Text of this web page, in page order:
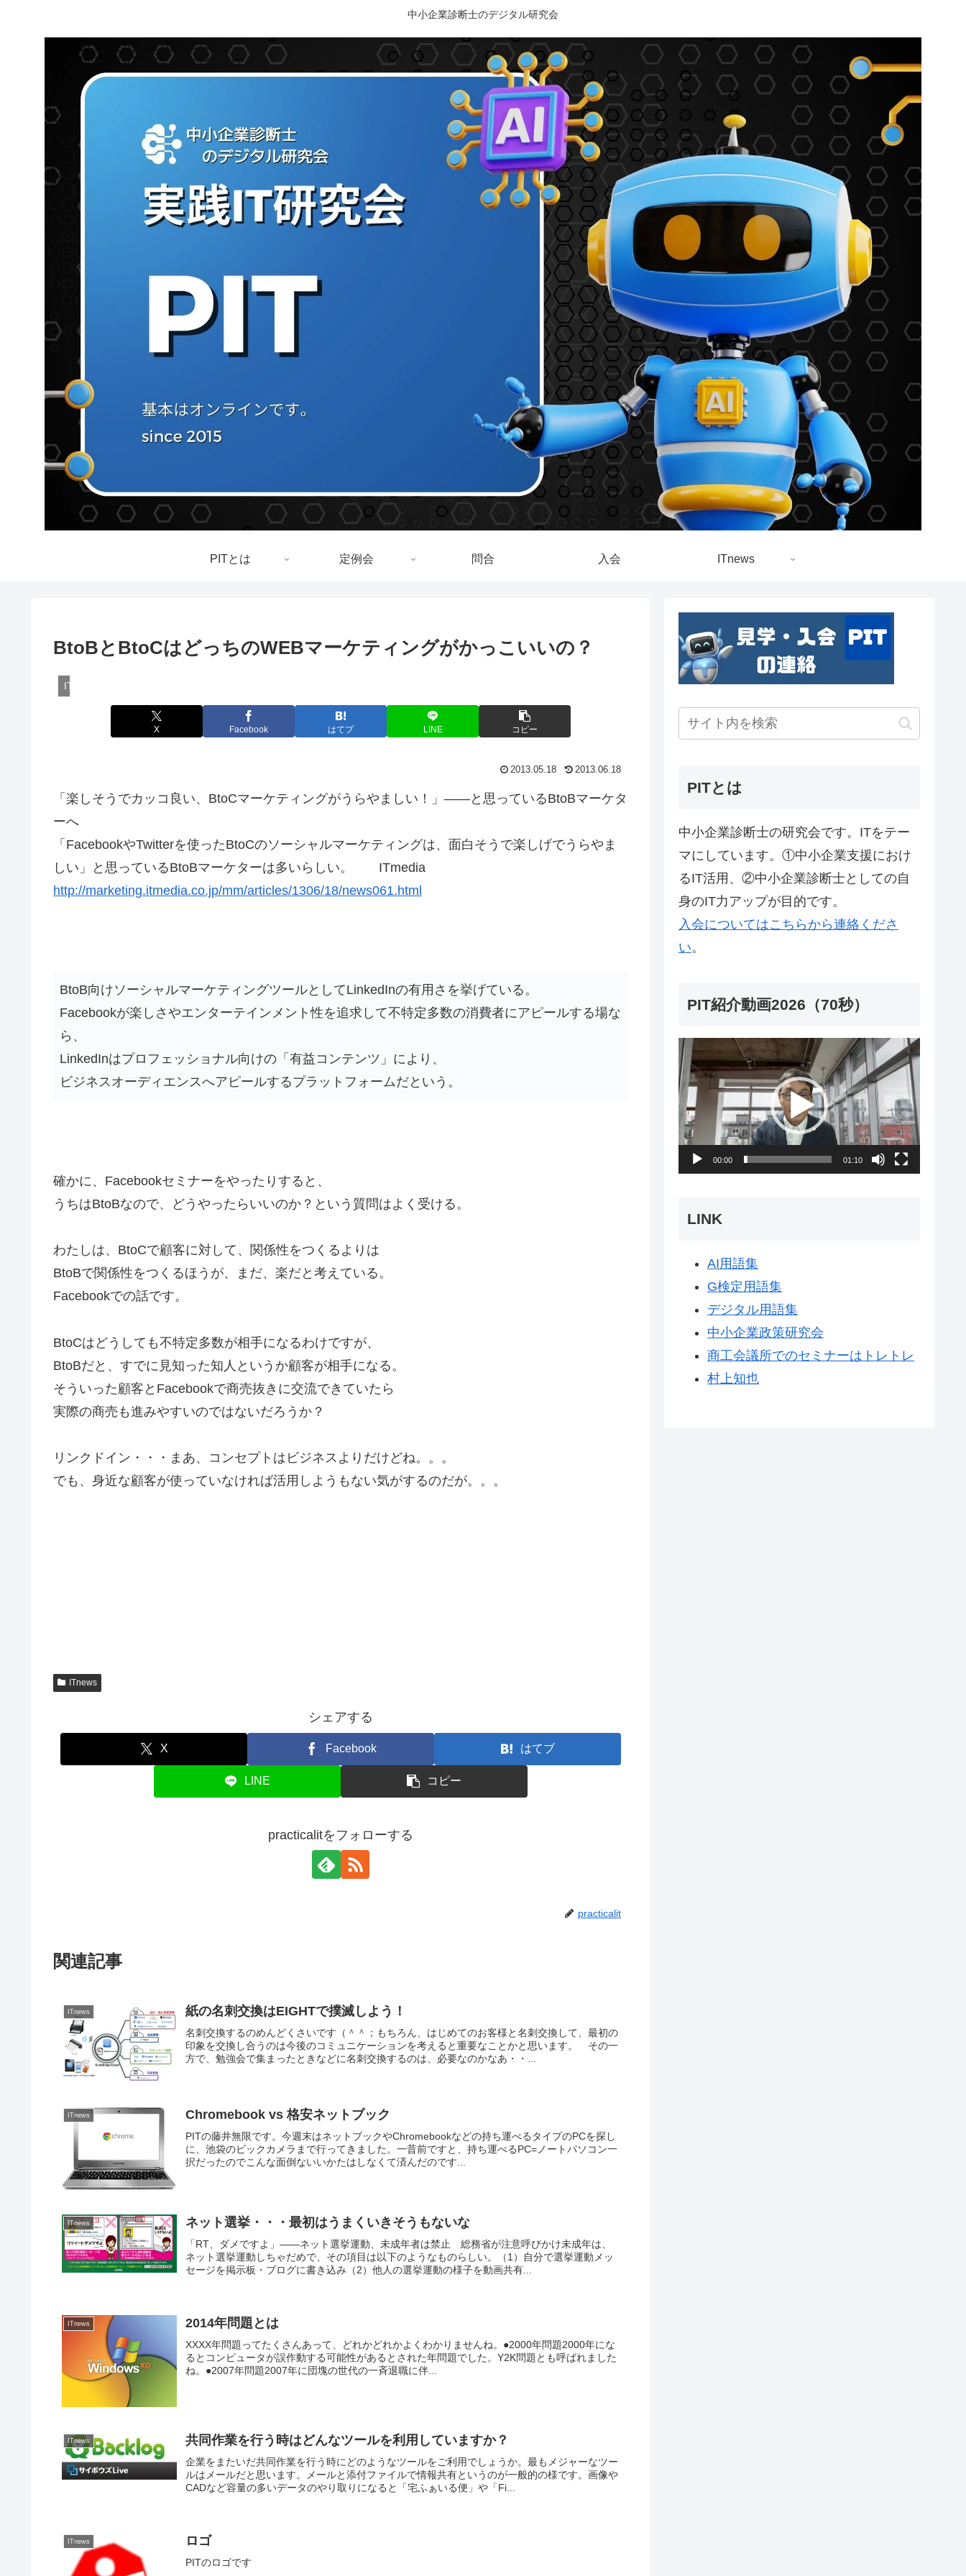
中小企業診断士のデジタル研究会
PITとは 定例会 問合 入会 ITnews
BtoBとBtoCはどっちのWEBマーケティングがかっこいいの？
ITnews
X Facebook はてブ LINE コピー
2013.05.18 2013.06.18
「楽しそうでカッコ良い、BtoCマーケティングがうらやましい！」――と思っているBtoBマーケタ
ーへ
「FacebookやTwitterを使ったBtoCのソーシャルマーケティングは、面白そうで楽しげでうらやま
しい」と思っているBtoBマーケターは多いらしい。 ITmedia
http://marketing.itmedia.co.jp/mm/articles/1306/18/news061.html
BtoB向けソーシャルマーケティングツールとしてLinkedInの有用さを挙げている。
Facebookが楽しさやエンターテインメント性を追求して不特定多数の消費者にアピールする場な
ら、
LinkedInはプロフェッショナル向けの「有益コンテンツ」により、
ビジネスオーディエンスへアピールするプラットフォームだという。
確かに、Facebookセミナーをやったりすると、
うちはBtoBなので、どうやったらいいのか？という質問はよく受ける。
わたしは、BtoCで顧客に対して、関係性をつくるよりは
BtoBで関係性をつくるほうが、まだ、楽だと考えている。
Facebookでの話です。
BtoCはどうしても不特定多数が相手になるわけですが、
BtoBだと、すでに見知った知人というか顧客が相手になる。
そういった顧客とFacebookで商売抜きに交流できていたら
実際の商売も進みやすいのではないだろうか？
リンクドイン・・・まあ、コンセプトはビジネスよりだけどね。。。
でも、身近な顧客が使っていなければ活用しようもない気がするのだが。。。
ITnews
シェアする
X Facebook はてブ
LINE コピー
practicalitをフォローする
practicalit
関連記事
ITnews 紙の名刺交換はEIGHTで撲滅しよう！
名刺交換するのめんどくさいです（＾＾；もちろん、はじめてのお客様と名刺交換して、最初の
印象を交換し合うのは今後のコミュニケーションを考えると重要なことかと思います。 その一
方で、勉強会で集まったときなどに名刺交換するのは、必要なのかなあ・・...
ITnews Chromebook vs 格安ネットブック
PITの藤井無限です。今週末はネットブックやChromebookなどの持ち運べるタイプのPCを探し
に、池袋のビックカメラまで行ってきました。一昔前ですと、持ち運べるPC=ノートパソコン一
択だったのでこんな面倒ないいかたはしなくて済んだのです...
ITnews ネット選挙・・・最初はうまくいきそうもないな
「RT、ダメですよ」――ネット選挙運動、未成年者は禁止 総務省が注意呼びかけ未成年は、
ネット選挙運動しちゃだめで、その項目は以下のようなものらしい。（1）自分で選挙運動メッ
セージを掲示板・ブログに書き込み（2）他人の選挙運動の様子を動画共有...
ITnews 2014年問題とは
XXXX年問題ってたくさんあって、どれかどれかよくわかりませんね。●2000年問題2000年にな
るとコンピュータが誤作動する可能性があるとされた年問題でした。Y2K問題とも呼ばれました
ね。●2007年問題2007年に団塊の世代の一斉退職に伴...
ITnews 共同作業を行う時はどんなツールを利用していますか？
企業をまたいだ共同作業を行う時にどのようなツールをご利用でしょうか。最もメジャーなツー
ルはメールだと思います。メールと添付ファイルで情報共有というのが一般的の様です。画像や
CADなど容量の多いデータのやり取りになると「宅ふぁいる便」や「Fi...
ITnews ロゴ
PITのロゴです
PITとは
中小企業診断士の研究会です。ITをテー
マにしています。①中小企業支援におけ
るIT活用、②中小企業診断士としての自
身のIT力アップが目的です。
入会についてはこちらから連絡くださ
い。
PIT紹介動画2026（70秒）
動
画
プ
レ
ー
00:00 01:10
LINK
AI用語集
G検定用語集
デジタル用語集
中小企業政策研究会
商工会議所でのセミナーはトレトレ
村上知也